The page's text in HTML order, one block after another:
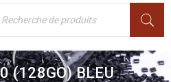
(128GO) BLEU